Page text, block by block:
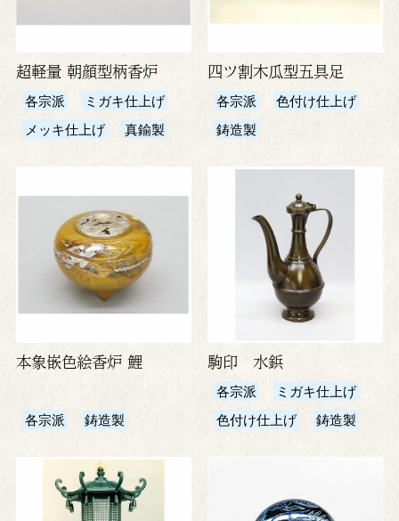
超軽量 朝顔型柄香炉
各宗派
ミガキ仕上げ
メッキ仕上げ
真鍮製
四ツ割木瓜型五具足
各宗派
色付け仕上げ
鋳造製
本象嵌色絵香炉 鯉
各宗派 鋳造製
駒印 水鋲
各宗派
ミガキ仕上げ
色付け仕上げ
鋳造製